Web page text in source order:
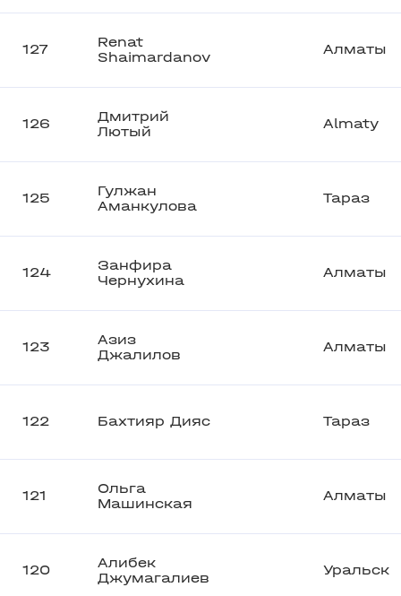
127
Renat
Shaimardanov
Алматы
126
Дмитрий
Лютый
Almaty
125
Гулжан
Аманкулова
Тараз
124
Занфира
Чернухина
Алматы
123
Азиз
Джалилов
Алматы
122 Бахтияр Дияс Тараз
121
Ольга
Машинская
Алматы
120
Алибек
Джумагалиев
Уральск